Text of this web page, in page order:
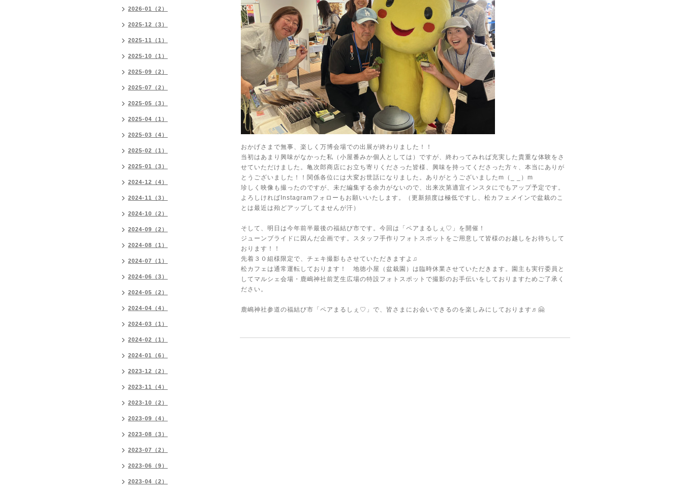
おかげさまで無事、楽しく万博会場での出展が終わりました！！
当初はあまり興味がなかった私（小屋番みか個人としては）ですが、終わってみれば充実した貴重な体験をさ
せていただけました。亀次郎商店にお立ち寄りくださった皆様、興味を持ってくださった方々、本当にありが
とうございました！！関係各位には大変お世話になりました。ありがとうございましたm（_ _）m
珍しく映像も撮ったのですが、未だ編集する余力がないので、出来次第適宜インスタにでもアップ予定です。
よろしければInstagramフォローもお願いいたします。（更新頻度は極低ですし、松カフェメインで盆栽のこ
とは最近は殆どアップしてませんが汗）
そして、明日は今年前半最後の福結び市です。今回は「ペアまるしぇ♡」を開催！
ジューンブライドに因んだ企画です。スタッフ手作りフォトスポットをご用意して皆様のお越しをお待ちして
おります！！
先着３０組様限定で、チェキ撮影もさせていただきますよ♫
松カフェは通常運転しております！ 地徳小屋（盆栽園）は臨時休業させていただきます。園主も実行委員と
してマルシェ会場・鹿嶋神社前芝生広場の特設フォトスポットで撮影のお手伝いをしておりますためご了承く
ださい。
鹿嶋神社参道の福結び市「ペアまるしぇ♡」で、皆さまにお会いできるのを楽しみにしております♬🤗
2026-01（2）
2025-12（3）
2025-11（1）
2025-10（1）
2025-09（2）
2025-07（2）
2025-05（3）
2025-04（1）
2025-03（4）
2025-02（1）
2025-01（3）
2024-12（4）
2024-11（3）
2024-10（2）
2024-09（2）
2024-08（1）
2024-07（1）
2024-06（3）
2024-05（2）
2024-04（4）
2024-03（1）
2024-02（1）
2024-01（6）
2023-12（2）
2023-11（4）
2023-10（2）
2023-09（4）
2023-08（3）
2023-07（2）
2023-06（9）
2023-04（2）